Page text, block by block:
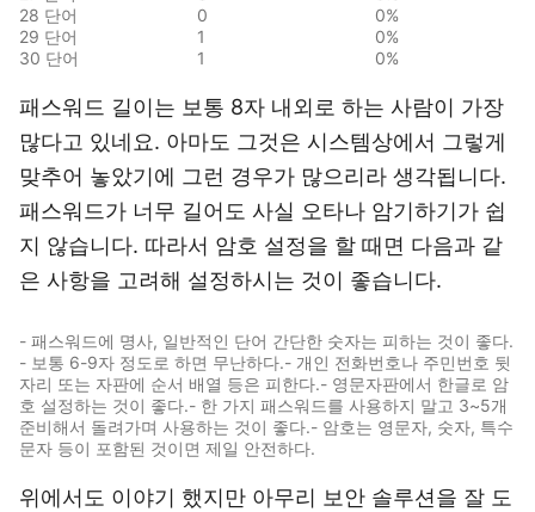
28 단어
0
0%
29 단어
1
0%
30 단어
1 0%
패스워드 길이는 보통 8자 내외로 하는 사람이 가장
많다고 있네요. 아마도 그것은 시스템상에서 그렇게
맞추어 놓았기에 그런 경우가 많으리라 생각됩니다.
패스워드가 너무 길어도 사실 오타나 암기하기가 쉽
지 않습니다. 따라서 암호 설정을 할 때면 다음과 같
은 사항을 고려해 설정하시는 것이 좋습니다.
- 패스워드에 명사, 일반적인 단어 간단한 숫자는 피하는 것이 좋다.
- 보통 6-9자 정도로 하면 무난하다.- 개인 전화번호나 주민번호 뒷
자리 또는 자판에 순서 배열 등은 피한다.- 영문자판에서 한글로 암
호 설정하는 것이 좋다.- 한 가지 패스워드를 사용하지 말고 3~5개
준비해서 돌려가며 사용하는 것이 좋다.- 암호는 영문자, 숫자, 특수
문자 등이 포함된 것이면 제일 안전하다.
위에서도 이야기 했지만 아무리 보안 솔루션을 잘 도